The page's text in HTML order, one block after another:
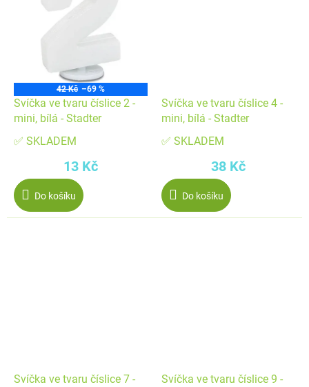
42 Kč –69 %
Svíčka ve tvaru číslice 2 -
mini, bílá - Stadter
✅ SKLADEM
13 Kč
Do košíku
Svíčka ve tvaru číslice 4 -
mini, bílá - Stadter
✅ SKLADEM
38 Kč
Do košíku
Svíčka ve tvaru číslice 7 -
Svíčka ve tvaru číslice 9 -